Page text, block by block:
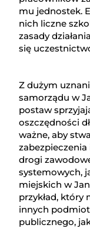
mu jednostek.
nich liczne
zasady
się
Z dużym
samorządu w
postaw
oszczędności
ważne, aby
zabezpieczenia
drogi
systemowych,
miejskich w
przykład, który
innych
publicznego,